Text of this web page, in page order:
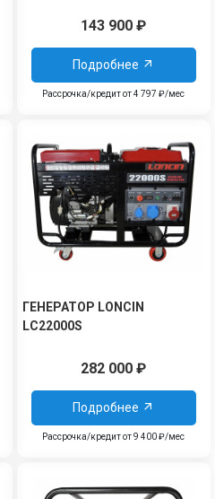
143 900 ₽
Подробнее
Рассрочка/кредит от 4 797 ₽/мес
ГЕНЕРАТОР LONCIN
LC22000S
282 000 ₽
Подробнее
Рассрочка/кредит от 9 400 ₽/мес